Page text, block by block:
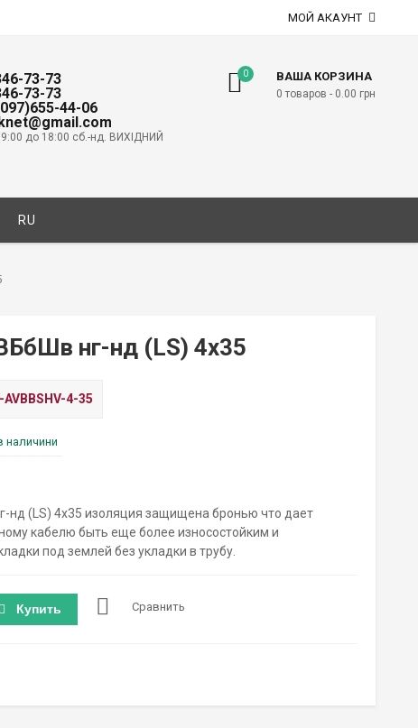
МОЙ АКАУНТ
0 ВАША КОРЗИНА
0 товаров - 0.00 грн
73-73
73-73
44-06
до 18:00 сб.-нд. ВИХІДНИЙ
RU
нг-нд (LS) 4х35
AVBBSHV-4-35
наличини
нд (LS) 4х35 изоляция защищена бронью что дает
кабелю быть еще более износостойким и
под землей без укладки в трубу.
Купить Сравнить